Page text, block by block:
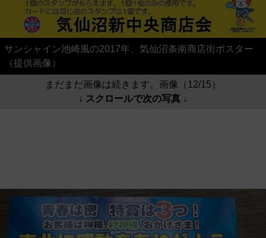
サンシャイン池崎風の2017年、気仙沼条南商店街ポスター
（提供画像）
まだまだ画像は続きます。画像（12/15）
↓ スクロールで次の写真 ↓